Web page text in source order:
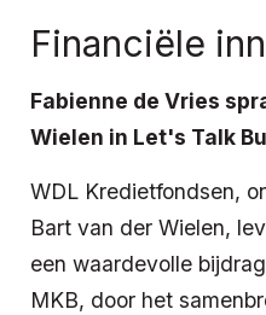
Financiële
Fabienne de Vries
Wielen in Let's Talk
WDL Kredietfondsen,
Bart van der Wielen,
een waardevolle
MKB, door het